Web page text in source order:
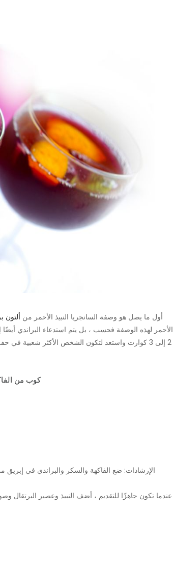
أول ما يصل هو وصفة السانجريا النبيذ الأحمر من ألتون
الأحمر لهذه الوصفة فحسب ، بل يتم استدعاء البراندي
2 إلى 3 كوارت واستعد لتكون الشخص الأكثر شعبية
2 كوب من
عندما تكون جاهزًا للتقديم ، أضف النبيذ وعصير البرتقال